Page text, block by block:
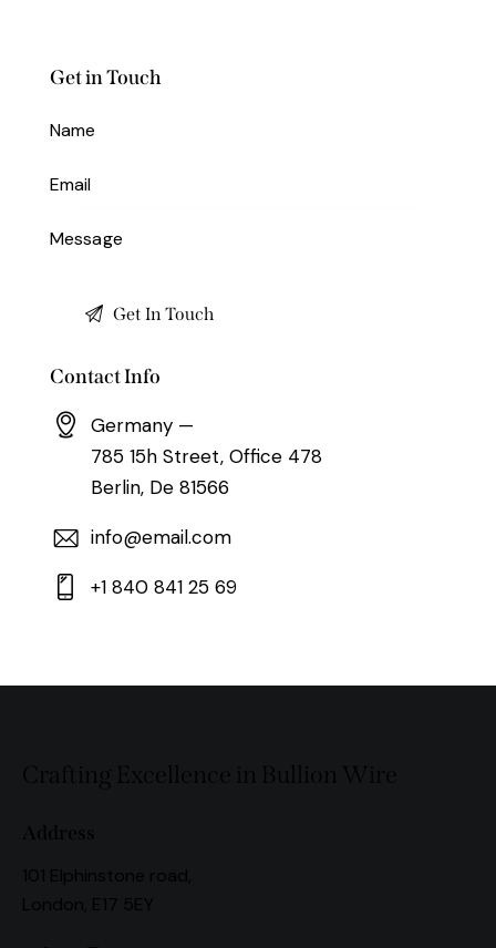
Get in Touch
Contact Info
Germany —
785 15h Street, Office 478
Berlin, De 81566
info@email.com
+1 840 841 25 69